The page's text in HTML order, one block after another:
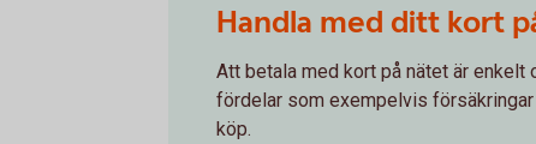
Handla med ditt kort
Att betala med kort på nätet är enkelt
fördelar som exempelvis
köp.